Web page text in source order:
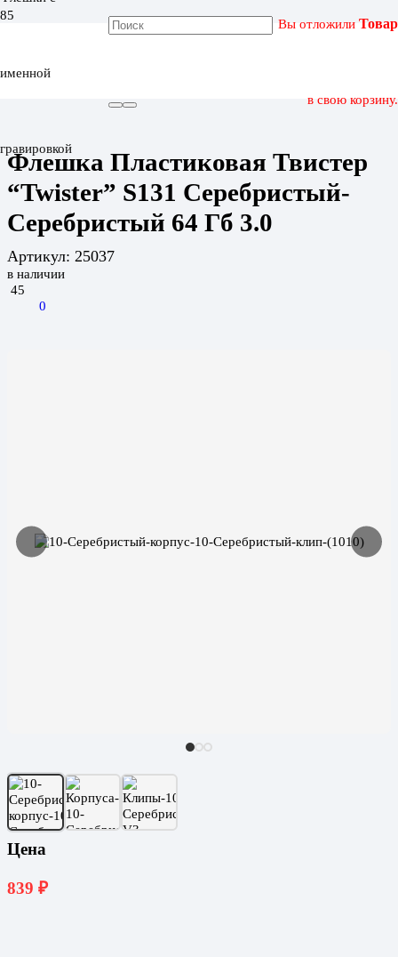
именной
гравировкой
Вы отложили Товар
в свою корзину.
ФЛЕШКА ПЛАСТИКОВАЯ ТВИСТЕР “TWISTER” S131
Флешка Пластиковая Твистер
“Twister” S131 Серебристый-
Серебристый 64 Гб 3.0
Артикул: 25037
в наличии
45
0
Цена
839 ₽